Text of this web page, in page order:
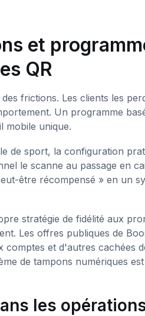
et
QR
frictions. Les clients les
Un programme
mobile unique.
de sport, la configuration
le scanne au passage en
être récompensé » en un
stratégie de fidélité aux
Les offres publiques de
comptes et d'autres cachées
de tampons numériques
les